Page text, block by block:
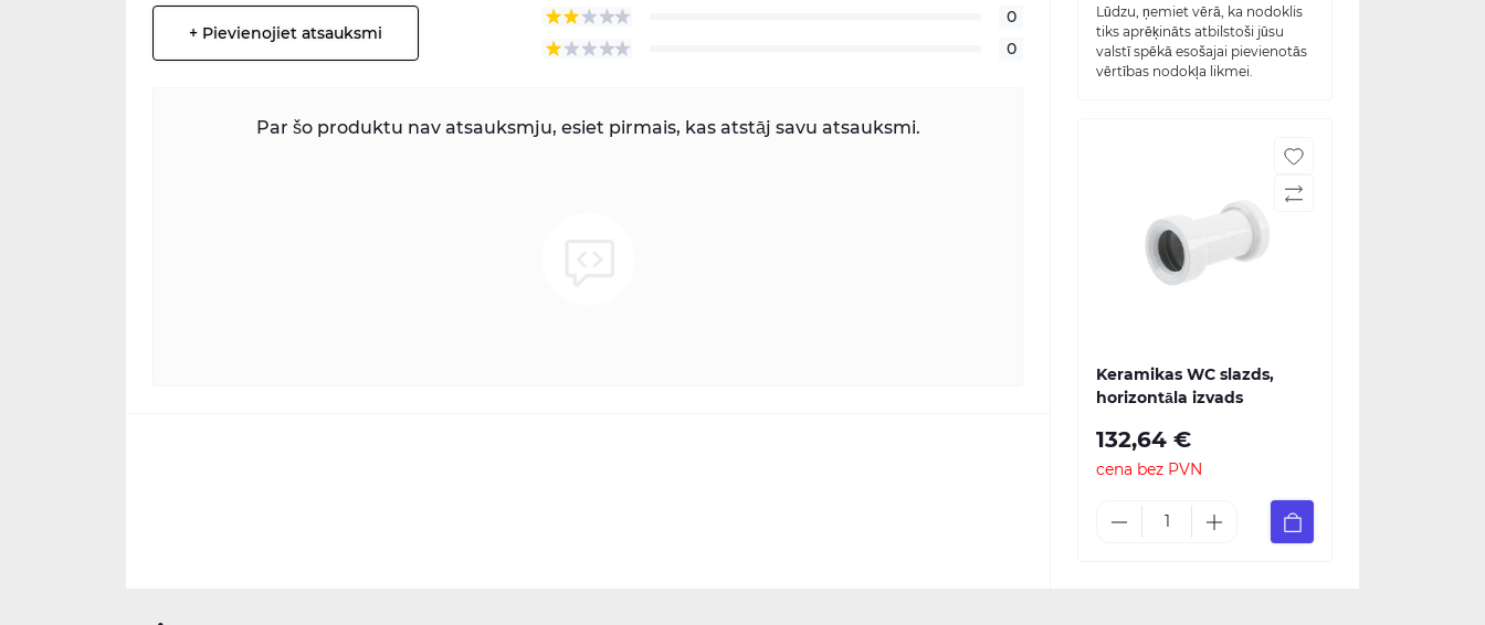
+ Pievienojiet atsauksmi
0
0
Par šo produktu nav atsauksmju, esiet pirmais, kas atstāj savu atsauksmi.
Lūdzu, ņemiet vērā, ka nodoklis
tiks aprēķināts atbilstoši jūsu
valstī spēkā esošajai pievienotās
vērtības nodokļa likmei.
Keramikas WC slazds,
horizontāla izvads
132,64 €
cena bez PVN